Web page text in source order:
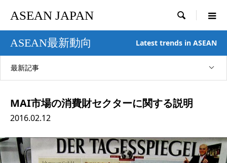
ASEAN JAPAN 
ASEAN最新動向 Latest trends in ASEAN
最新記事
MAI市場の消費財セクターに関する説明
2016.02.12